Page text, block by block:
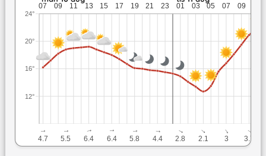
07 09 11 13 15 17 19 21 23 01 03 05 07 09
12°
16°
20°
24°
↓
4.7
↓
5.5
↓
6.4
↓
6.4
↓
5.8
↓
4.4
↓
2.8
↓
2.1
↓
3
↓
3.7